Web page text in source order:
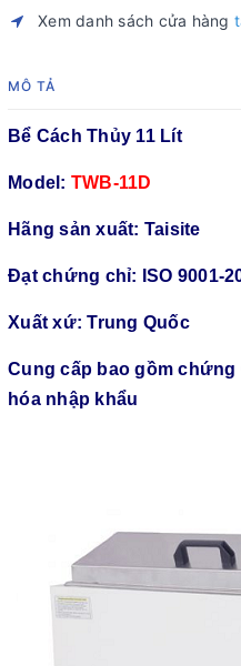
Xem danh sách cửa hàng
MÔ TẢ
Bể Cách Thủy 11 Lít
Model: TWB-11D
Hãng sản xuất: Taisite
Đạt chứng chỉ: ISO 9001-
Xuất xứ: Trung Quốc
Cung cấp bao gồm
hóa nhập khẩu